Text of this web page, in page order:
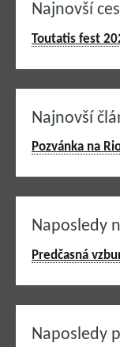
Najnovší
Toutatis fest
Najnovší
Pozvánka na
Naposledy
Predčasná
Naposledy